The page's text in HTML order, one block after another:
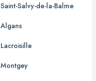
Saint-Salvy-de-la-Balme
Algans
Lacroisille
Montgey